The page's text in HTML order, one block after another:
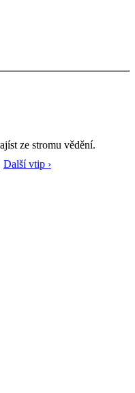
ze stromu vědění.
Další vtip ›